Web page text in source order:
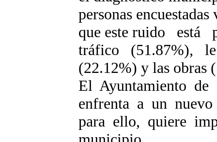
personas
que este ruido
tráfico (51.87%), le
(22.12%) y las obras
El Ayuntamiento de
enfrenta a un
para ello, quiere